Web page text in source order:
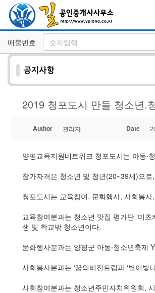
매물번호
2019 청포도시 만들 청소년.
Author 관리자 Date
양평교육지원네트워크 청포도시는 아동‧
참가자격은 청소년 및 청년(20~39세)으
청포도시는 교육참여, 문화행사, 사회봉
교육참여분과는 청소년 맛집 평가단 ‘미츠
생 및 학교밖 청소년이다.
문화행사분과는 양평군 아동‧청소년축제
사회봉사분과는 ‘꿈의비전트립과 ‘별이
사회참여분과는 청소년주민자치위원회,